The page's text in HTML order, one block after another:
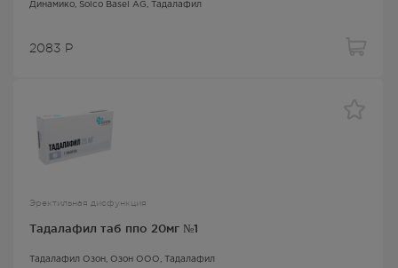
Динамико, Solco Basel AG, Тадалафил
2083 Р
Эректильная дисфункция
Тадалафил таб ппо 20мг №1
Тадалафил Озон , Озон ООО, Тадалафил